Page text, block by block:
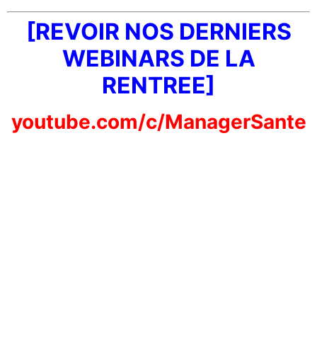
[REVOIR NOS DERNIERS
WEBINARS DE LA
RENTREE]
youtube.com/c/ManagerSante